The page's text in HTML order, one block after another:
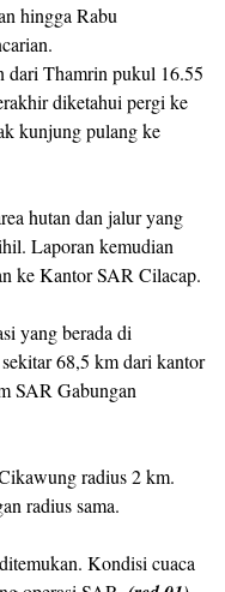
hingga Rabu
dari Thamrin pukul 16.55
diketahui pergi ke
kunjung pulang ke
hutan dan jalur yang
Laporan kemudian
ke Kantor SAR Cilacap.
yang berada di
68,5 km dari kantor
SAR Gabungan
radius 2 km.
radius sama.
Kondisi cuaca